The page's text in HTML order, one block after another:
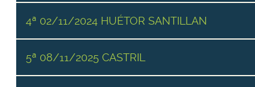
4ª 02/11/2024 HUÉTOR SANTILLAN
5ª 08/11/2025 CASTRIL